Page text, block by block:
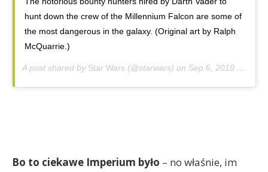
hunt down the crew of the Millennium Falcon are some of
the most dangerous in the galaxy. (Original art by Ralph
McQuarrie.)
A post shared by Star Wars (@starwars) on Sep 6, 2019 at 8:00am PDT
Bo to ciekawe Imperium było – no właśnie, im